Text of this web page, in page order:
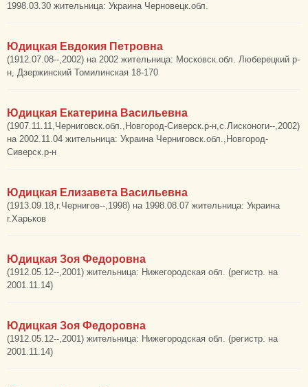
1998.03.30 жительница: Украина Черновецк.обл.
Юдицкая Евдокия Петровна
(1912.07.08--,2002) на 2002 жительница: Московск.обл. Люберецкий р-
н, Дзержинский Томилинская 18-170
Юдицкая Екатерина Васильевна
(1907.11.11,Черниговск.обл.,Новгород-Сиверск.р-н,с.Лисконоги--,2002)
на 2002.11.04 жительница: Украина Черниговск.обл.,Новгород-
Сиверск.р-н
Юдицкая Елизавета Васильевна
(1913.09.18,г.Чернигов--,1998) на 1998.08.07 жительница: Украина
г.Харьков
Юдицкая Зоя Федоровна
(1912.05.12--,2001) жительница: Нижегородская обл. (регистр. на
2001.11.14)
Юдицкая Зоя Федоровна
(1912.05.12--,2001) жительница: Нижегородская обл. (регистр. на
2001.11.14)